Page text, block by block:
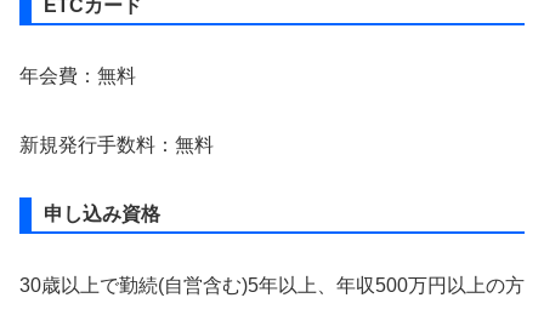
ETCカード
年会費：無料
新規発行手数料：無料
申し込み資格
30歳以上で勤続(自営含む)5年以上、年収500万円以上の方